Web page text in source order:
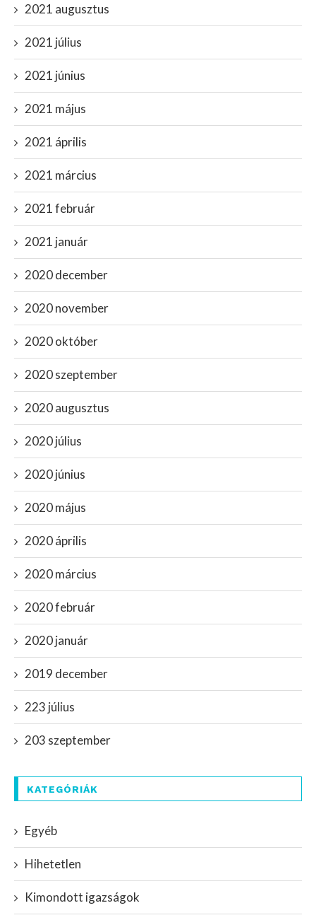
2021 augusztus
2021 július
2021 június
2021 május
2021 április
2021 március
2021 február
2021 január
2020 december
2020 november
2020 október
2020 szeptember
2020 augusztus
2020 július
2020 június
2020 május
2020 április
2020 március
2020 február
2020 január
2019 december
223 július
203 szeptember
KATEGÓRIÁK
Egyéb
Hihetetlen
Kimondott igazságok